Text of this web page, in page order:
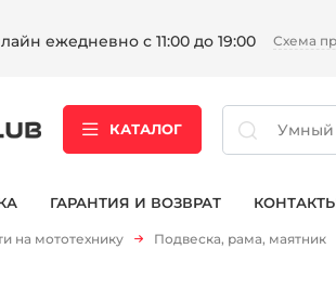
ежедневно с 11:00 до 19:00 Схема
КАТАЛОГ
ГАРАНТИЯ И ВОЗВРАТ
на мототехнику Подвеска, рама, маятник